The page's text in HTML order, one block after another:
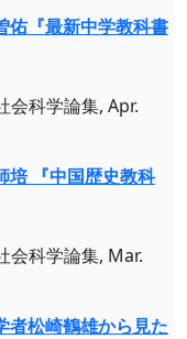
『最新中学教科書
会科学論集, Apr.
『中国歴史教科
会科学論集, Mar.
松崎鶴雄から見た